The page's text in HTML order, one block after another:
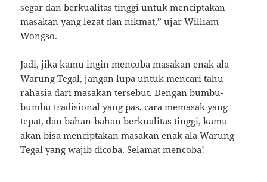
segar dan berkualitas tinggi untuk menciptakan
masakan yang lezat dan nikmat,” ujar William
Wongso.
Jadi, jika kamu ingin mencoba masakan enak ala
Warung Tegal, jangan lupa untuk mencari tahu
rahasia dari masakan tersebut. Dengan bumbu-
bumbu tradisional yang pas, cara memasak yang
tepat, dan bahan-bahan berkualitas tinggi, kamu
akan bisa menciptakan masakan enak ala Warung
Tegal yang wajib dicoba. Selamat mencoba!